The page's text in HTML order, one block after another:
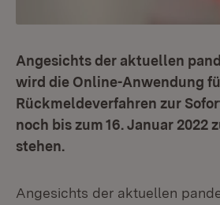
Angesichts der aktuellen
wird die Online-Anwendung
Rückmeldeverfahren zur
noch bis zum 16. Januar 2022
stehen.
Angesichts der aktuellen